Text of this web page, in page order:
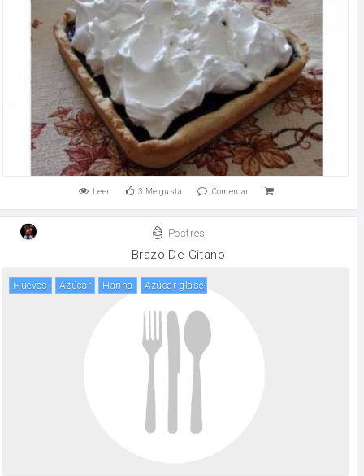
Leer 3 Me gusta Comentar
Postres
Brazo De Gitano
huevos Azúcar harina azúcar glasé